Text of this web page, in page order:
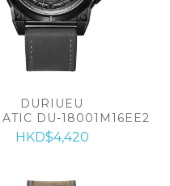
DURIUEU
DU-18001M16EE2
HKD$4,420